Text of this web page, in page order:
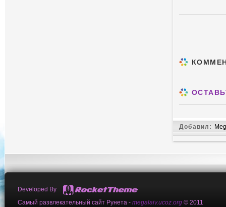
Добавил:
Developed By
Самый развлекательный сайт Рунета - megalaiv.ucoz.org © 2011